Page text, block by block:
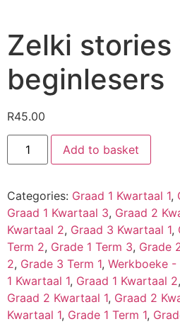
Zelki stories
beginlesers
R45.00
Add to basket
Categories: Graad 1 Kwartaal 1,
Graad 1 Kwartaal 3, Graad 2
Kwartaal 2, Graad 3 Kwartaal 1,
Term 2, Grade 1 Term 3, Grade
2, Grade 3 Term 1, Werkboeke
1 Kwartaal 1, Graad 1 Kwartaal 2,
Graad 2 Kwartaal 1, Graad 2
Kwartaal 1, Grade 1 Term 1,